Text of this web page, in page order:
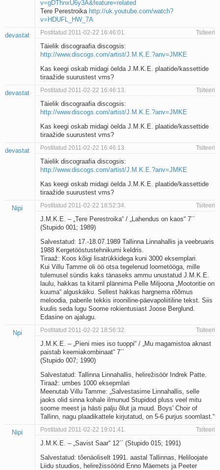
v=gDThnxU6y3A&feature=related
Tere Perestroika http://uk.youtube.com/watch?
v=HDUFL_HW_7A
devastat Postitatud 2011-02-22 16:46:01. Tsiteeri
Täielik discograafia discogsis:
http://www.discogs.com/artist/J.M.K.E.?anv=JMKE
Kas keegi oskab midagi öelda J.M.K.E. plaatide/kassettide
tiraažide suurustest vms?
devastat Postitatud 2011-02-22 16:46:13. Tsiteeri
Täielik discograafia discogsis:
http://www.discogs.com/artist/J.M.K.E.?anv=JMKE
Kas keegi oskab midagi öelda J.M.K.E. plaatide/kassettide
tiraažide suurustest vms?
devastat Postitatud 2011-02-22 16:46:13. Tsiteeri
Täielik discograafia discogsis:
http://www.discogs.com/artist/J.M.K.E.?anv=JMKE
Kas keegi oskab midagi öelda J.M.K.E. plaatide/kassettide
tiraažide suurustest vms?
Nipi Postitatud 2011-02-22 18:52:34. Tsiteeri
J.M.K.E. – „Tere Perestroika“ / „Lahendus on kaos“ 7´´
(Stupido 001; 1989)
Salvestatud: 17.-18.07.1989 Tallinna Linnahallis ja veebruaris
1988 Kergetööstustehnikumi keldris.
Tiraaž: Koos kõigi lisatrükkidega kuni 3000 eksemplari.
Kui Villu Tamme oli öö otsa tegelenud loometööga, mille
tulemusel sündis kaks tänaseks ammu unustatud J.M.K.E.
laulu, hakkas ta kitarril plännima Pelle Miljoona „Mootoritie on
kuuma“ alguskäiku. Sellest hakkas hargnema rõõmus
meloodia, paberile tekkis irooniline-päevapoliitiline tekst. Siis
kuulis seda lugu Soome rokientusiast Joose Berglund.
Edasine on ajalugu.
Npi Postitatud 2011-02-22 18:56:32. Tsiteeri
J.M.K.E. – „Pieni mies iso tuoppi“ / „Mu magamistoa aknast
paistab keemiakombinaat“ 7´´
(Stupido 007; 1990)
Salvestatud: Tallinna Linnahallis, helirežisöör Indrek Patte.
Tiraaž: umbes 1000 eksepmlari
Meenutab Villu Tamme: „Salvestasime Linnahallis, selle
jaoks olid sinna kohale ilmunud Stupidod pluss veel mitu
soome meest ja hästi palju õlut ja muud. Boys' Choir of
Tallinn, nagu plaadikattele kirjutatud, on 5-6 purjus soomlast.“
Nipi Postitatud 2011-02-22 19:01:41. Tsiteeri
J.M.K.E. – „Savist Saar“ 12´´ (Stupido 015; 1991)
Salvestatud: tõenäoliselt 1991. aastal Tallinnas, Heliloojate
Liidu stuudios, helirežissöörid Enno Mäemets ja Peeter